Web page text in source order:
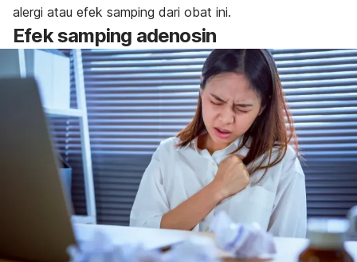
alergi atau efek samping dari obat ini.
Efek samping adenosin